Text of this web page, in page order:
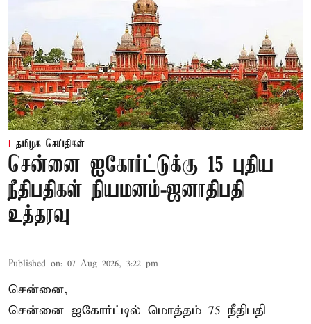
தமிழக செய்திகள்
சென்னை ஐகோர்ட்டுக்கு 15 புதிய
நீதிபதிகள் நியமனம்-ஜனாதிபதி
உத்தரவு
Published on: 07 Aug 2026, 3:22 pm
சென்னை,
சென்னை ஐகோர்ட்டில் மொத்தம் 75 நீதிபதி